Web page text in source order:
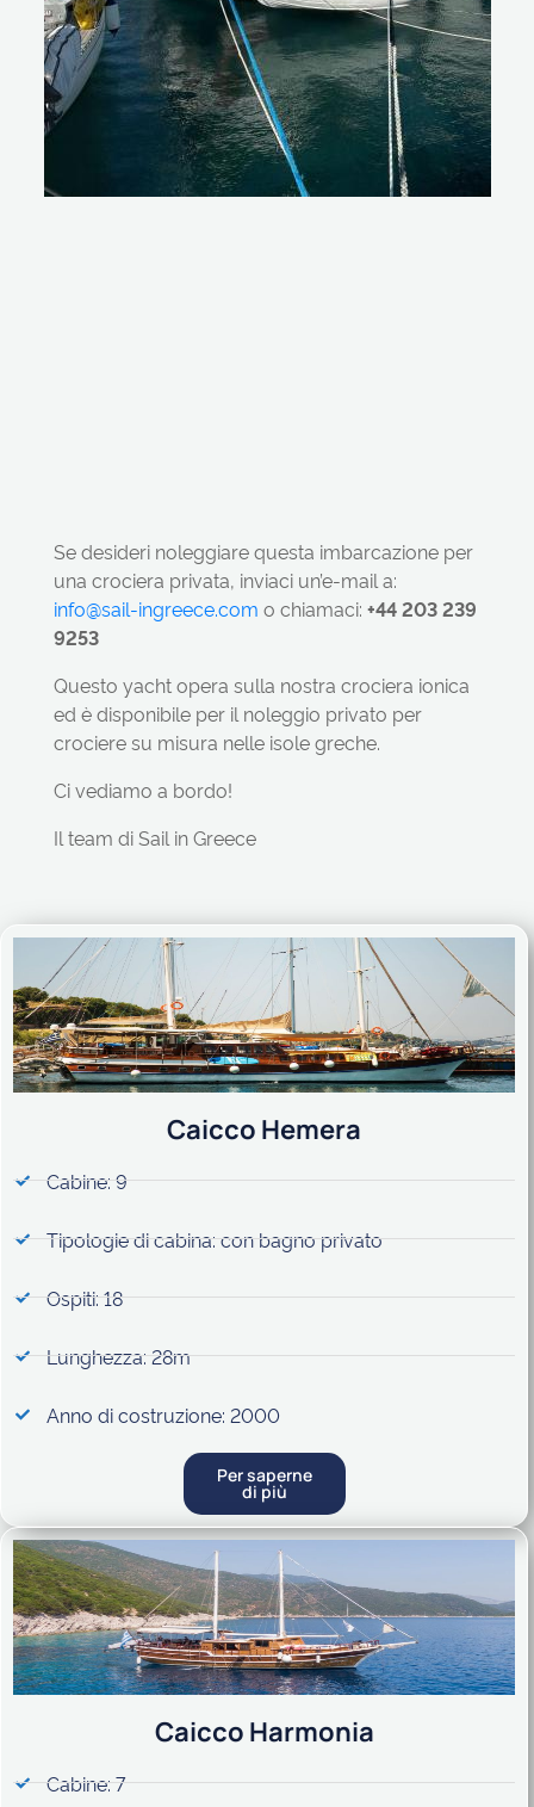
Se desideri noleggiare questa imbarcazione per
una crociera privata, inviaci un’e-mail a:
info@sail-ingreece.com o chiamaci: +44 203 239
9253
Questo yacht opera sulla nostra crociera ionica
ed è disponibile per il noleggio privato per
crociere su misura nelle isole greche.
Ci vediamo a bordo!
Il team di Sail in Greece
Caicco Hemera
Cabine: 9
Tipologie di cabina: con bagno privato
Ospiti: 18
Lunghezza: 28m
Anno di costruzione: 2000
Per saperne
di più
Caicco Harmonia
Cabine: 7